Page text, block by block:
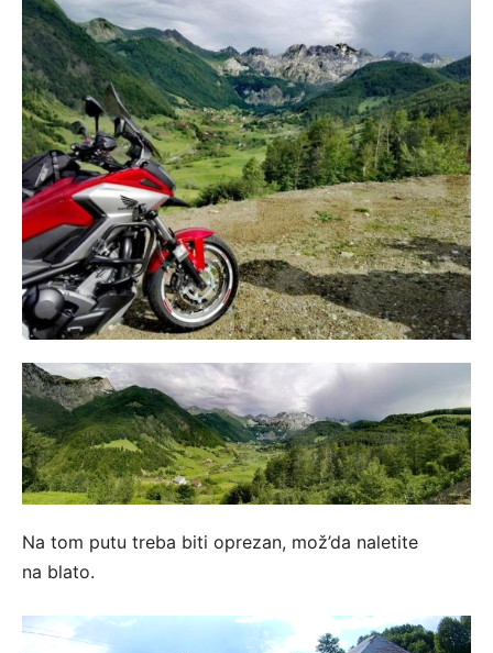
Na tom putu treba biti oprezan, mož’da naletite
na blato.